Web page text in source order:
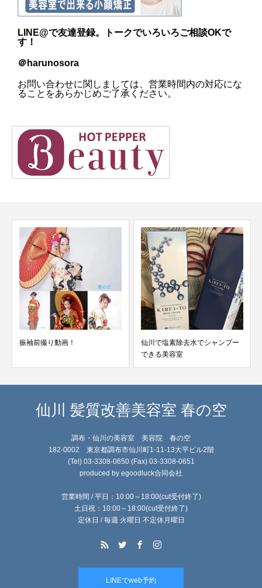
LINE@で友達登録。トークでいろいろご相談OKで
す！
＠harunosora
お問い合わせに関しましては、営業時間内の対応にな
ることをあらかじめご了承ください。
振袖前撮り動画！
仙川で塩素除去水でシャンプー
できる美容室
仙川 髪質改善美容室 春の空
調布・仙川の美容室 美容院 春の空
182-0002 東京都調布市仙川町1-11-13大平ビル2階
(Tel) 03-3308-0650 (Fax) 03-3308-0651
produced by egoodluck合同会社
営業時間 / 平日：10:00～18:00(cut受付終了)
土日祝：10:00～18:00(cut受付終了)
定休日 / 毎週 火曜日 不定休月曜日
LINEでweb予約